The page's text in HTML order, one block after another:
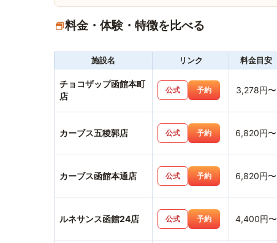
料金・体験・特徴を比べる
施設名 リンク 料金目安
チョコザップ函館本町
店
公式 予約 3,278円〜
カーブス五稜郭店 公式 予約 6,820円〜
カーブス函館本通店 公式 予約 6,820円〜
ルネサンス函館24店 公式 予約 4,400円〜